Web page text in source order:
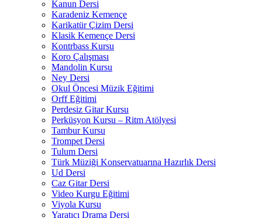
Kanun Dersi
Karadeniz Kemençe
Karikatür Çizim Dersi
Klasik Kemençe Dersi
Kontrbass Kursu
Koro Çalışması
Mandolin Kursu
Ney Dersi
Okul Öncesi Müzik Eğitimi
Orff Eğitimi
Perdesiz Gitar Kursu
Perküsyon Kursu – Ritm Atölyesi
Tambur Kursu
Trompet Dersi
Tulum Dersi
Türk Müziği Konservatuarına Hazırlık Dersi
Ud Dersi
Caz Gitar Dersi
Video Kurgu Eğitimi
Viyola Kursu
Yaratıcı Drama Dersi